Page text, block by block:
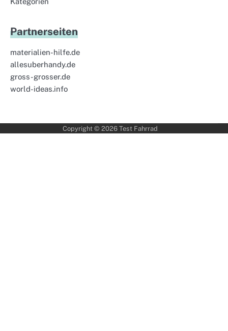
Partnerseiten
materialien-hilfe.de
allesuberhandy.de
gross-grosser.de
world-ideas.info
Copyright © 2026 Test Fahrrad